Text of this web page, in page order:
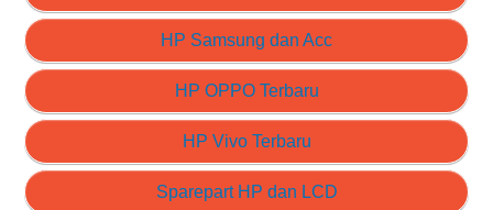
HP Samsung dan Acc
HP OPPO Terbaru
HP Vivo Terbaru
Sparepart HP dan LCD